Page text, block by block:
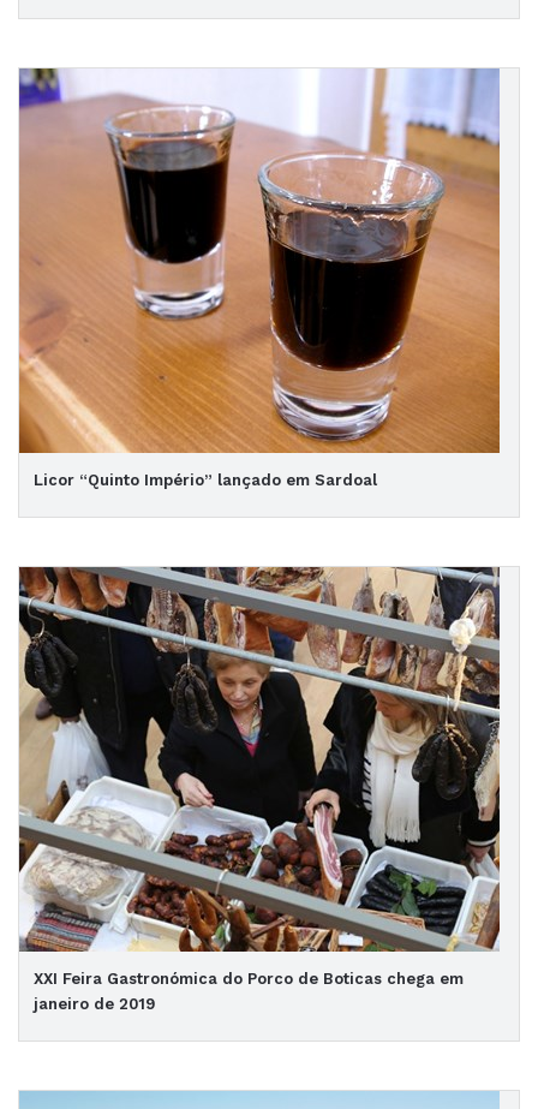
Licor “Quinto Império” lançado em Sardoal
XXI Feira Gastronómica do Porco de Boticas chega em
janeiro de 2019